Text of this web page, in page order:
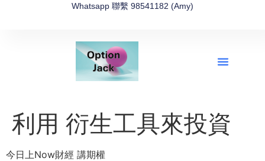
Whatsapp 聯繫 98541182 (Amy)
利用 衍生工具來投資
今日上Now財經 講期權